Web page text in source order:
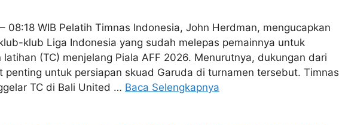
08:18 WIB Pelatih Timnas Indonesia, John Herdman, mengucapkan
klub Liga Indonesia yang sudah melepas pemainnya untuk
(TC) menjelang Piala AFF 2026. Menurutnya, dukungan dari
penting untuk persiapan skuad Garuda di turnamen tersebut. Timnas
TC di Bali United … Baca Selengkapnya